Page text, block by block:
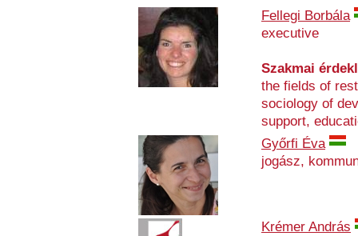
Fellegi Borbála
executive
Szakmai
the fields of
sociology of
support,
Győrfi Éva
jogász,
Krémer András